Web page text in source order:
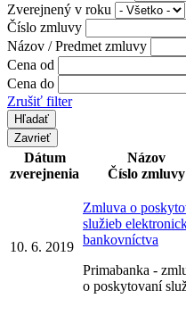
Zverejnený v roku
Číslo zmluvy
Názov / Predmet zmluvy
Cena od
Cena do
Zrušiť filter
Zavrieť
Dátum
zverejnenia
Názov
Číslo zmluvy
10. 6. 2019
Zmluva o
služieb
bankovníctva
Primabanka -
o poskytovaní